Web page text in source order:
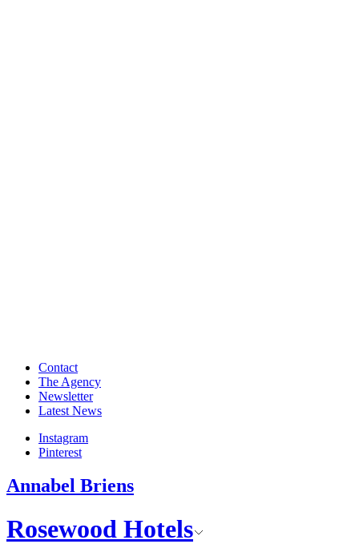
Contact
The Agency
Newsletter
Latest News
Instagram
Pinterest
Annabel Briens
Rosewood Hotels